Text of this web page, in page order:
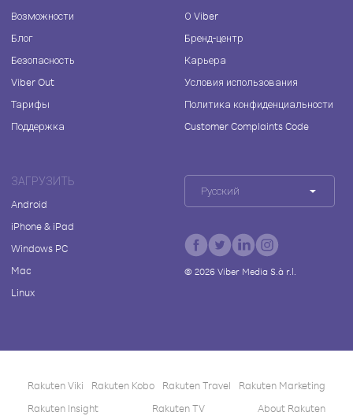
Возможности
Блог
Безопасность
Viber Out
Тарифы
Поддержка
О Viber
Бренд-центр
Карьера
Условия использования
Политика конфиденциальности
Customer Complaints Code
ЗАГРУЗИТЬ
Android
iPhone & iPad
Windows PC
Mac
Linux
Русский
© 2026Viber Media S.à r.l.
Rakuten Viki Rakuten Kobo Rakuten Travel
Rakuten Marketing
Rakuten Insight
Rakuten TV About Rakuten